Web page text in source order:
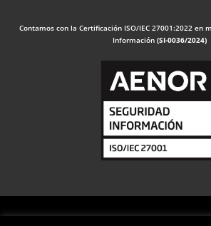
Contamos con la Certificación ISO/IEC 27001:2022 en
Información (SI-0036/2024)